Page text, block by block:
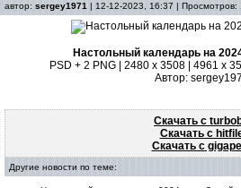
автор: sergey1971 | 12-12-2023, 16:37 | Просмотров:
Настольный календарь на
PSD + 2 PNG | 2480 x 3508 | 4961 x
Автор:
Скачать с
Скачать с
Скачать с
Другие новости по теме: